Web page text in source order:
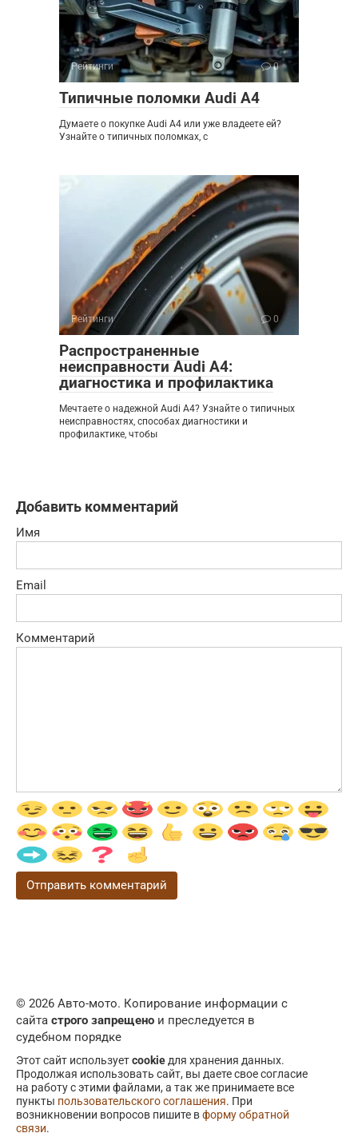
Рейтинги 0
Типичные поломки Audi A4
Думаете о покупке Audi A4 или уже владеете ей?
Узнайте о типичных поломках, с
Рейтинги 0
Распространенные
неисправности Audi A4:
диагностика и профилактика
Мечтаете о надежной Audi A4? Узнайте о типичных
неисправностях, способах диагностики и
профилактике, чтобы
Добавить комментарий
Имя
Email
Комментарий
© 2026 Авто-мото. Копирование информации с
сайта строго запрещено и преследуется в
судебном порядке
Этот сайт используетcookieдля хранения данных.
Продолжая использовать сайт, вы даете свое согласие
на работу с этими файлами, а так же принимаете все
пункты пользовательского соглашения. При
возникновении вопросов пишите вформу обратной
связи.